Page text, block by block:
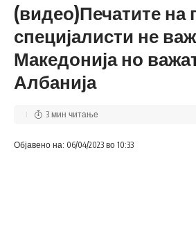
(видео)Печатите на
специјалисти не
Македонија но
Албанија
Објавено на: 06/04/2023 во 10:33
3 мин читање